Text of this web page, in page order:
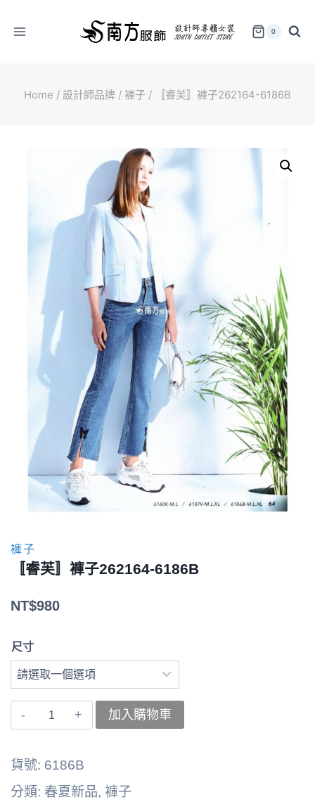
0
Home / 設計師品牌 / 褲子 / 〚睿芙〛褲子262164-6186B
褲子
〚睿芙〛褲子262164-6186B
NT$980
尺寸
〚睿
262164-
加入購物車
貨號: 6186B
分類: 春夏新品, 褲子